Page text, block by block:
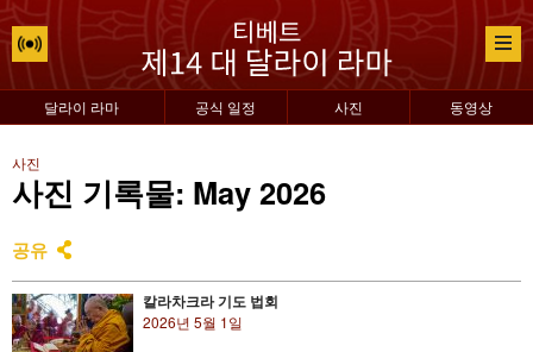
달라이 라마 공식 일정 사진 동영상
사진
사진 기록물: May 2026
공유
칼라차크라 기도 법회
2026년 5월 1일